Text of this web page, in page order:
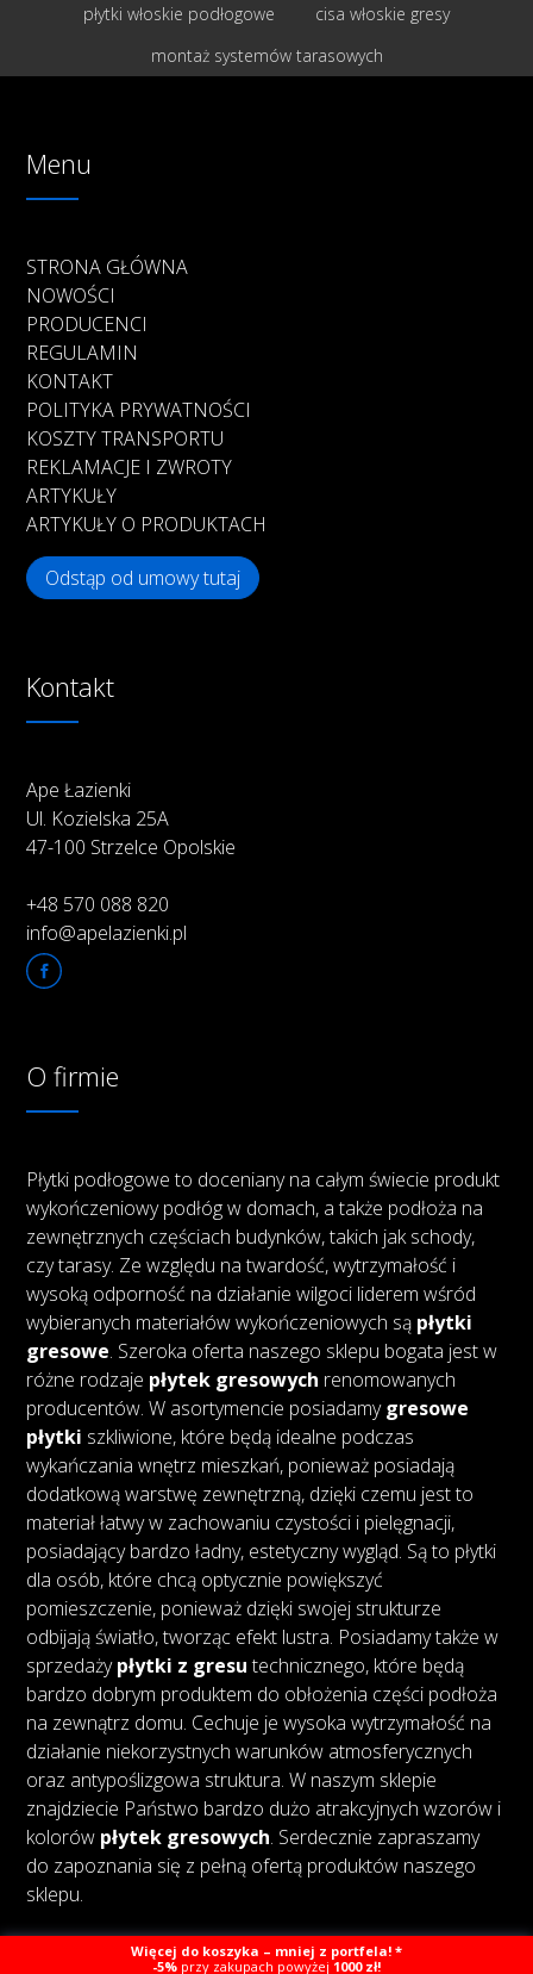
płytki włoskie podłogowe
cisa włoskie gresy
montaż systemów tarasowych
Menu
STRONA GŁÓWNA
NOWOŚCI
PRODUCENCI
REGULAMIN
KONTAKT
POLITYKA PRYWATNOŚCI
KOSZTY TRANSPORTU
REKLAMACJE I ZWROTY
ARTYKUŁY
ARTYKUŁY O PRODUKTACH
Odstąp od umowy tutaj
Kontakt
Ape Łazienki
Ul. Kozielska 25A
47-100 Strzelce Opolskie
+48 570 088 820
info@apelazienki.pl
O firmie
Płytki podłogowe to doceniany na całym świecie produkt
wykończeniowy podłóg w domach, a także podłoża na
zewnętrznych częściach budynków, takich jak schody,
czy tarasy. Ze względu na twardość, wytrzymałość i
wysoką odporność na działanie wilgoci liderem wśród
wybieranych materiałów wykończeniowych są płytki
gresowe. Szeroka oferta naszego sklepu bogata jest w
różne rodzaje płytek gresowych renomowanych
producentów. W asortymencie posiadamygresowe
płytki szkliwione, które będą idealne podczas
wykańczania wnętrz mieszkań, ponieważ posiadają
dodatkową warstwę zewnętrzną, dzięki czemu jest to
materiał łatwy w zachowaniu czystości i pielęgnacji,
posiadający bardzo ładny, estetyczny wygląd. Są to płytki
dla osób, które chcą optycznie powiększyć
pomieszczenie, ponieważ dzięki swojej strukturze
odbijają światło, tworząc efekt lustra. Posiadamy także w
sprzedażypłytki z gresutechnicznego, które będą
bardzo dobrym produktem do obłożenia części podłoża
na zewnątrz domu. Cechuje je wysoka wytrzymałość na
działanie niekorzystnych warunków atmosferycznych
oraz antypoślizgowa struktura. W naszym sklepie
znajdziecie Państwo bardzo dużo atrakcyjnych wzorów i
kolorów płytek gresowych. Serdecznie zapraszamy
do zapoznania się z pełną ofertą produktów naszego
sklepu.
Więcej do koszyka – mniej z portfela! *
-5% przy zakupach powyżej 1000 zł!